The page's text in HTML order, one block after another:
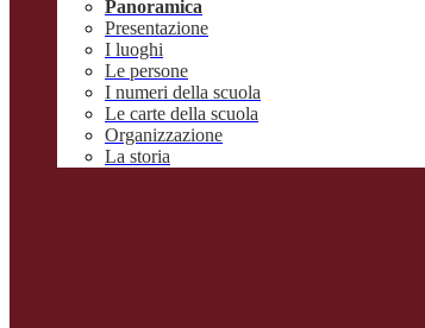
Panoramica
Presentazione
I luoghi
Le persone
I numeri della scuola
Le carte della scuola
Organizzazione
La storia